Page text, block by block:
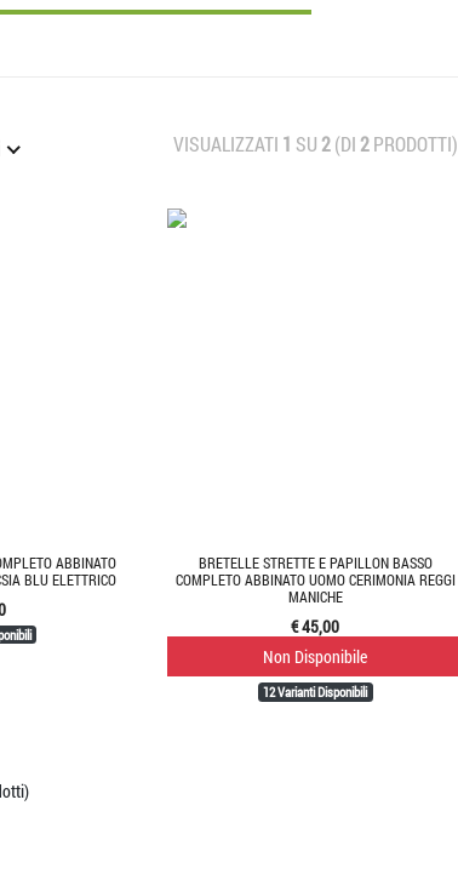
VISUALIZZATI 1 SU 2(DI 2PRODOTTI)
ABBINATO
BLU ELETTRICO
BRETELLE STRETTE E PAPILLON BASSO
COMPLETO ABBINATO UOMO CERIMONIA REGGI
MANICHE
€ 45,00
Non Disponibile
12 Varianti Disponibili